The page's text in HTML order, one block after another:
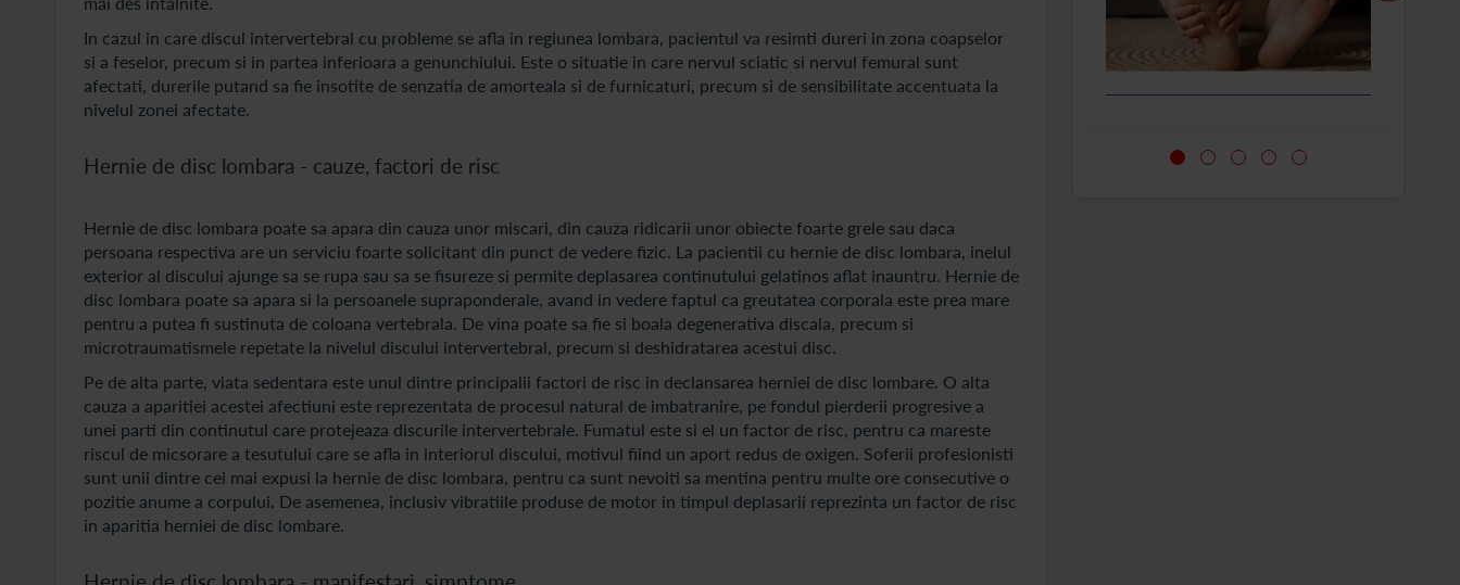
In cazul in care discul intervertebral cu probleme se afla in regiunea lombara, pacientul va resimti dureri in zona coapselor
si a feselor, precum si in partea inferioara a genunchiului. Este o situatie in care nervul sciatic si nervul femural sunt
afectati, durerile putand sa fie insotite de senzatia de amorteala si de furnicaturi, precum si de sensibilitate accentuata la
nivelul zonei afectate.
Hernie de disc lombara - cauze, factori de risc
Hernie de disc lombara poate sa apara din cauza unor miscari, din cauza ridicarii unor obiecte foarte grele sau daca
persoana respectiva are un serviciu foarte solicitant din punct de vedere fizic. La pacientii cu hernie de disc lombara, inelul
exterior al discului ajunge sa se rupa sau sa se fisureze si permite deplasarea continutului gelatinos aflat inauntru. Hernie de
disc lombara poate sa apara si la persoanele supraponderale, avand in vedere faptul ca greutatea corporala este prea mare
pentru a putea fi sustinuta de coloana vertebrala. De vina poate sa fie si boala degenerativa discala, precum si
microtraumatismele repetate la nivelul discului intervertebral, precum si deshidratarea acestui disc.
Pe de alta parte, viata sedentara este unul dintre principalii factori de risc in declansarea herniei de disc lombare. O alta
cauza a aparitiei acestei afectiuni este reprezentata de procesul natural de imbatranire, pe fondul pierderii progresive a
unei parti din continutul care protejeaza discurile intervertebrale. Fumatul este si el un factor de risc, pentru ca mareste
riscul de micsorare a tesutului care se afla in interiorul discului, motivul fiind un aport redus de oxigen. Soferii profesionisti
sunt unii dintre cei mai expusi la hernie de disc lombara, pentru ca sunt nevoiti sa mentina pentru multe ore consecutive o
pozitie anume a corpului. De asemenea, inclusiv vibratiile produse de motor in timpul deplasarii reprezinta un factor de risc
in aparitia herniei de disc lombare.